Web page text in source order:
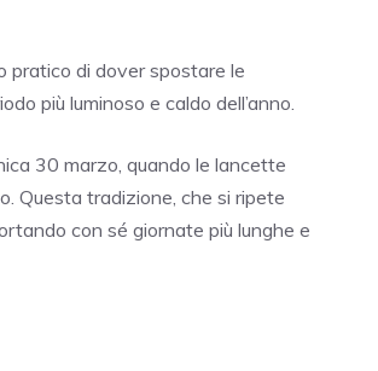
pratico di dover spostare le
più luminoso e caldo dell’anno.
30 marzo, quando le lancette
Questa tradizione, che si ripete
con sé giornate più lunghe e